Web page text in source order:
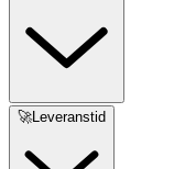
🚀Leveranstid